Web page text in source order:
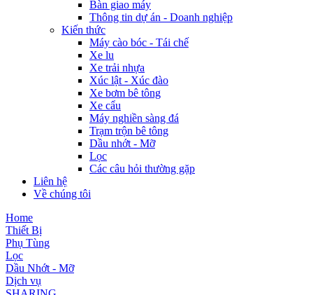
Bàn giao máy
Thông tin dự án - Doanh nghiệp
Kiến thức
Máy cào bóc - Tái chế
Xe lu
Xe trải nhựa
Xúc lật - Xúc đào
Xe bơm bê tông
Xe cẩu
Máy nghiền sàng đá
Trạm trộn bê tông
Dầu nhớt - Mỡ
Lọc
Các câu hỏi thường gặp
Liên hệ
Về chúng tôi
Home
Thiết Bị
Phụ Tùng
Lọc
Dầu Nhớt - Mỡ
Dịch vụ